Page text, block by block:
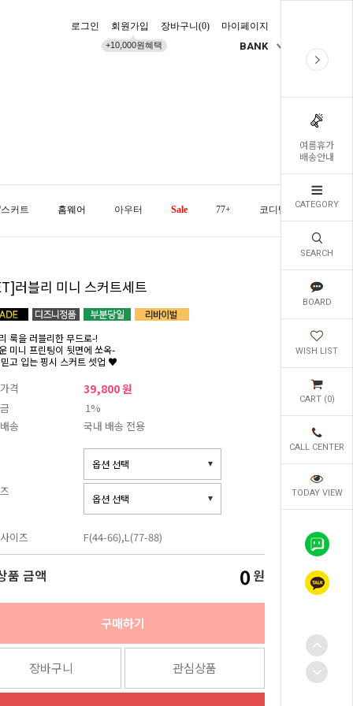
여름휴가
배송안내
CATEGORY
SEARCH
BOARD
WISH LIST
CART (0)
CALL CENTER
TODAY VIEW
로그인 회원가입
+10,000원혜택
장바구니(0) 마이페이지
BANK
커트 홈웨어 아우터 Sale 77+ 코디템 오늘발송
러블리 미니 스커트세트
룩을 러블리한 무드로-!
미니 프린팅이 뒷면에 쏘옥-
고 입는 핑시 스커트 셋업 ♥
격 39,800 원
1%
송
국내 배송 전용
이즈 F(44-66),L(77-88)
품 금액 0 원
구매하기
장바구니 관심상품